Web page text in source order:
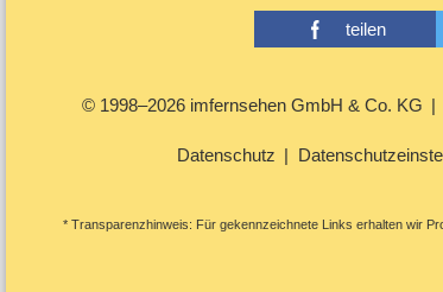
teilen
© 1998–2026 imfernsehen GmbH & Co. KG
Datenschutz
* Transparenzhinweis: Für gekennzeichnete Links erhalten wir